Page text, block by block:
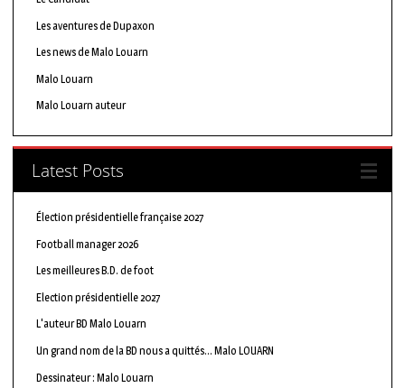
Les aventures de Dupaxon
Les news de Malo Louarn
Malo Louarn
Malo Louarn auteur
Latest Posts
Élection présidentielle française 2027
Football manager 2026
Les meilleures B.D. de foot
Election présidentielle 2027
L'auteur BD Malo Louarn
Un grand nom de la BD nous a quittés… Malo LOUARN
Dessinateur : Malo Louarn